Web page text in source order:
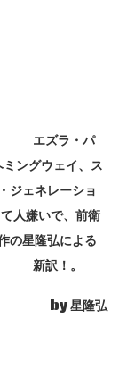
エズラ・パ
ングウェイ、ス
ジェネレーショ
人嫌いで、前衛
の星隆弘による
新訳！。
by 星隆弘